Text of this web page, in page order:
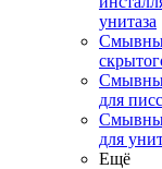
унитаза
для
для
Ещё